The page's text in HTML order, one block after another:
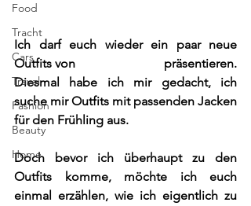
Food
Tracht
Cars
Travel
Fashion
Beauty
Home
Ich darf euch wieder ein paar neue
Outfits von
präsentieren.
Diesmal habe ich mir gedacht, ich
suche mir Outfits mit passenden Jacken
für den Frühling aus.
Doch bevor ich überhaupt zu den
Outfits komme, möchte ich euch